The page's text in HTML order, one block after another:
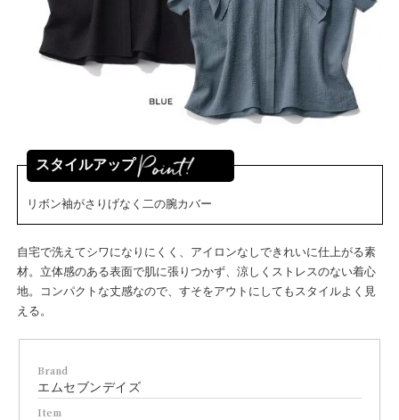
スタイルアップ
リボン袖がさりげなく二の腕カバー
自宅で洗えてシワになりにくく、アイロンなしできれいに仕上がる素
材。立体感のある表面で肌に張りつかず、涼しくストレスのない着心
地。コンパクトな丈感なので、すそをアウトにしてもスタイルよく見
える。
Brand
エムセブンデイズ
Item